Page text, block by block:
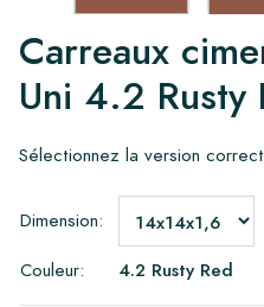
Carreaux
Uni 4.2 Rusty
Sélectionnez la version
Dimension:
Couleur:
4.2 Rusty Red